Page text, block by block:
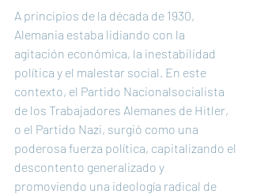
A principios de la década de 1930,
Alemania estaba lidiando con la
agitación económica, la inestabilidad
política y el malestar social. En este
contexto, el Partido Nacionalsocialista
de los Trabajadores Alemanes de Hitler,
o el Partido Nazi, surgió como una
poderosa fuerza política, capitalizando el
descontento generalizado y
promoviendo una ideología radical de